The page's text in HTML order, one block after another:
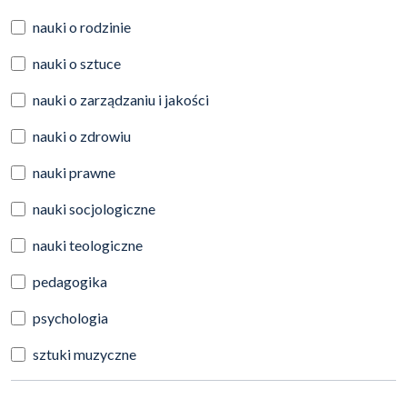
nauki o rodzinie
nauki o sztuce
nauki o zarządzaniu i jakości
nauki o zdrowiu
nauki prawne
nauki socjologiczne
nauki teologiczne
pedagogika
psychologia
sztuki muzyczne